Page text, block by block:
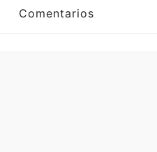
Comentarios